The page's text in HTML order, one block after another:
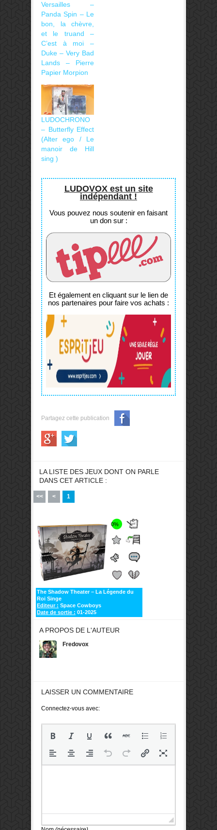
Versailles –
Panda Spin – Le
bon, la chèvre,
et le truand –
C’est à moi –
Duke – Very Bad
Lands – Pierre
Papier Morpion
LUDOCHRONO
– Butterfly Effect
(Alter ego / Le
manoir de Hill
sing )
LUDOVOX est un site
indépendant !
Vous pouvez nous soutenir en faisant
un don sur :
Et également en cliquant sur le lien de
nos partenaires pour faire vos achats :
Partagez cette publication
LA LISTE DES JEUX DONT ON PARLE
DANS CET ARTICLE :
<< < 1
0%
The Shadow Theater – La Légende du
Roi Singe
Editeur : Space Cowboys
Date de sortie : 01-2025
A PROPOS DE L'AUTEUR
Fredovox
LAISSER UN COMMENTAIRE
Connectez-vous avec: